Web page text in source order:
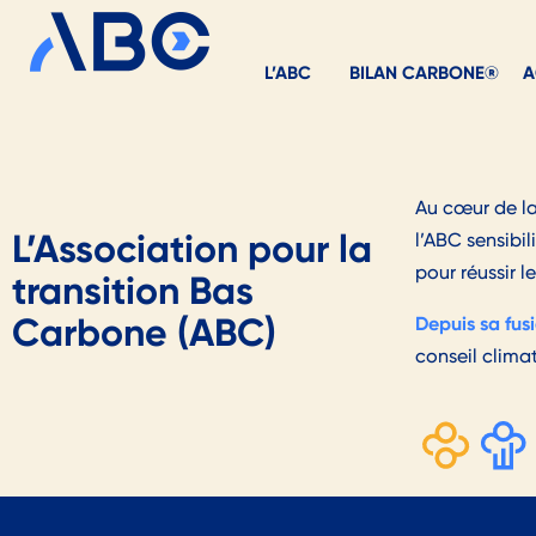
L’ABC BILAN CARBONE®
L’Association pour la
transition Bas
Carbone (ABC)
Au cœur de
l’ABC
pour réussir
Depuis sa
conseil